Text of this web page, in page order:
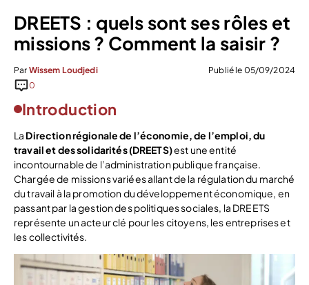
DREETS : quels sont ses rôles et
missions ? Comment la saisir ?
Par Wissem Loudjedi
Publié le 05/09/2024
0
Introduction
La Direction régionale de l’économie, de l’emploi, du
travail et des solidarités (DREETS)est une entité
incontournable de l’administration publique française.
Chargée de missions variées allant de la régulation du marché
du travail à la promotion du développement économique, en
passant par la gestion des politiques sociales, la DREETS
représente un acteur clé pour les citoyens, les entreprises et
les collectivités.